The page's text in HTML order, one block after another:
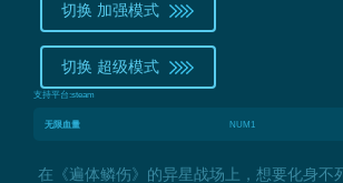
切换 加强模式
切换 超级模式
支持平台:steam
无限血量 NUM1
在《遍体鳞伤》的异星战场上，想要化身不